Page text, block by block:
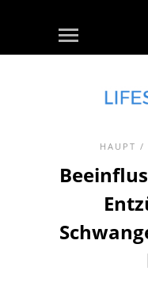
HAUPT /